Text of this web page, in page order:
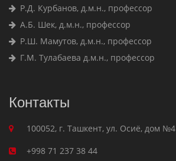
Р.Д. Курбанов, д.м.н., профессор
А.Б. Шек, д.м.н., профессор
Р.Ш. Мамутов, д.м.н., профессор
Г.М. Тулабаева д.м.н., профессор
Контакты
100052, г. Ташкент, ул. Осиё, дом №4
+998 71 237 38 44